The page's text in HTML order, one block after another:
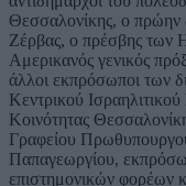
Θεσσαλονίκης, ο πρώην
Ζέρβας, ο πρέσβης των
Αμερικανός γενικός
άλλοι εκπρόσωποι των
Κεντρικού
Κοινότητας
Γραφείου
Παπαγεωργίου,
επιστημονικών φορέων